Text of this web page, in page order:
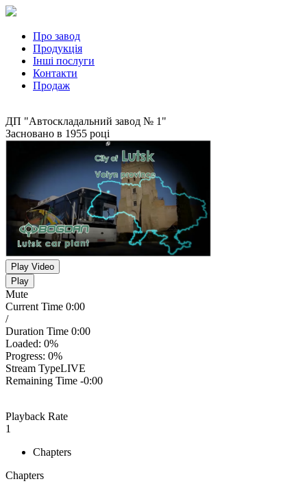
Про завод
Продукція
Інші послуги
Контакти
Продаж
ДП "Автоскладальний завод № 1"
Засновано в 1955 році
Play Video
Play
Mute
Current Time 0:00
/
Duration Time 0:00
Loaded: 0%
Progress: 0%
Stream TypeLIVE
Remaining Time -0:00
Playback Rate
1
Chapters
Chapters